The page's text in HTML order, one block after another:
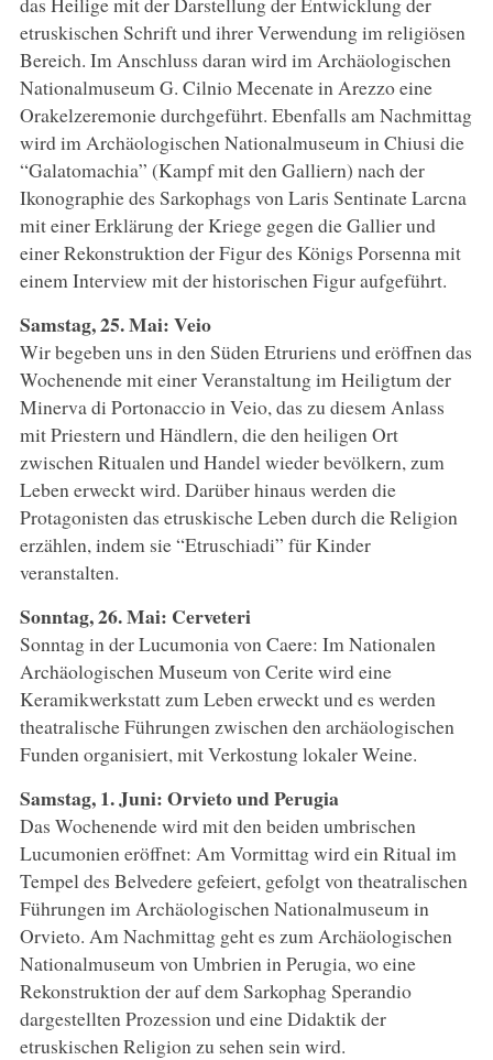
etruskischen Schrift und ihrer Verwendung im religiösen
Bereich. Im Anschluss daran wird im Archäologischen
Nationalmuseum G. Cilnio Mecenate in Arezzo eine
Orakelzeremonie durchgeführt. Ebenfalls am Nachmittag
wird im Archäologischen Nationalmuseum in Chiusi die
“Galatomachia” (Kampf mit den Galliern) nach der
Ikonographie des Sarkophags von Laris Sentinate Larcna
mit einer Erklärung der Kriege gegen die Gallier und
einer Rekonstruktion der Figur des Königs Porsenna mit
einem Interview mit der historischen Figur aufgeführt.
Samstag, 25. Mai: Veio
Wir begeben uns in den Süden Etruriens und eröffnen das
Wochenende mit einer Veranstaltung im Heiligtum der
Minerva di Portonaccio in Veio, das zu diesem Anlass
mit Priestern und Händlern, die den heiligen Ort
zwischen Ritualen und Handel wieder bevölkern, zum
Leben erweckt wird. Darüber hinaus werden die
Protagonisten das etruskische Leben durch die Religion
erzählen, indem sie “Etruschiadi” für Kinder
veranstalten.
Sonntag, 26. Mai: Cerveteri
Sonntag in der Lucumonia von Caere: Im Nationalen
Archäologischen Museum von Cerite wird eine
Keramikwerkstatt zum Leben erweckt und es werden
theatralische Führungen zwischen den archäologischen
Funden organisiert, mit Verkostung lokaler Weine.
Samstag, 1. Juni: Orvieto und Perugia
Das Wochenende wird mit den beiden umbrischen
Lucumonien eröffnet: Am Vormittag wird ein Ritual im
Tempel des Belvedere gefeiert, gefolgt von theatralischen
Führungen im Archäologischen Nationalmuseum in
Orvieto. Am Nachmittag geht es zum Archäologischen
Nationalmuseum von Umbrien in Perugia, wo eine
Rekonstruktion der auf dem Sarkophag Sperandio
dargestellten Prozession und eine Didaktik der
etruskischen Religion zu sehen sein wird.